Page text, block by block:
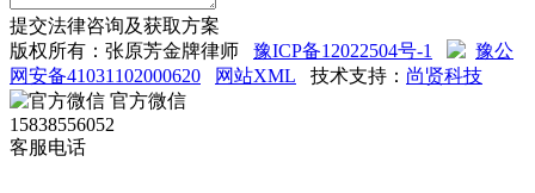
提交法律咨询及获取方案
版权所有：张原芳金牌律师 豫ICP备12022504号-1
豫公
网安备41031102000620
网站XML 技术支持： 尚贤科技
官方微信
15838556052
客服电话